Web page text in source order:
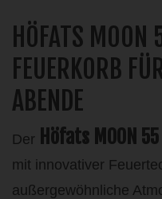
HÖFATS
FEUERKORB
ABENDE
Der Höfats MOON 55
mit innovativer
außergewöhnliche